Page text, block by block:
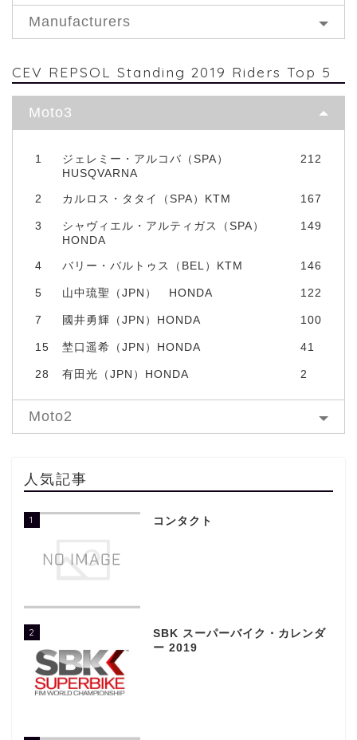
Manufacturers
CEV REPSOL Standing 2019 Riders Top 5
Moto3
1
ジェレミー・アルコバ（SPA）
HUSQVARNA
212
2 カルロス・タタイ（SPA）KTM 167
3
シャヴィエル・アルティガス（SPA）
HONDA
149
4 バリー・バルトゥス（BEL）KTM 146
5 山中琉聖（JPN） HONDA 122
7 國井勇輝（JPN）HONDA 100
15 埜口遥希（JPN）HONDA 41
28 有田光（JPN）HONDA 2
Moto2
人気記事
1 コンタクト
2
SBK スーパーバイク・カレンダ
ー 2019